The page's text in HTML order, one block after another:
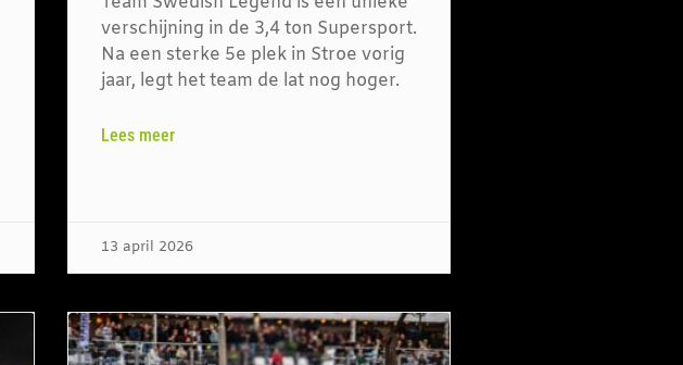
verschijning in de 3,4 ton Supersport.
Na een sterke 5e plek in Stroe vorig
jaar, legt het team de lat nog hoger.
Lees meer
13 april 2026